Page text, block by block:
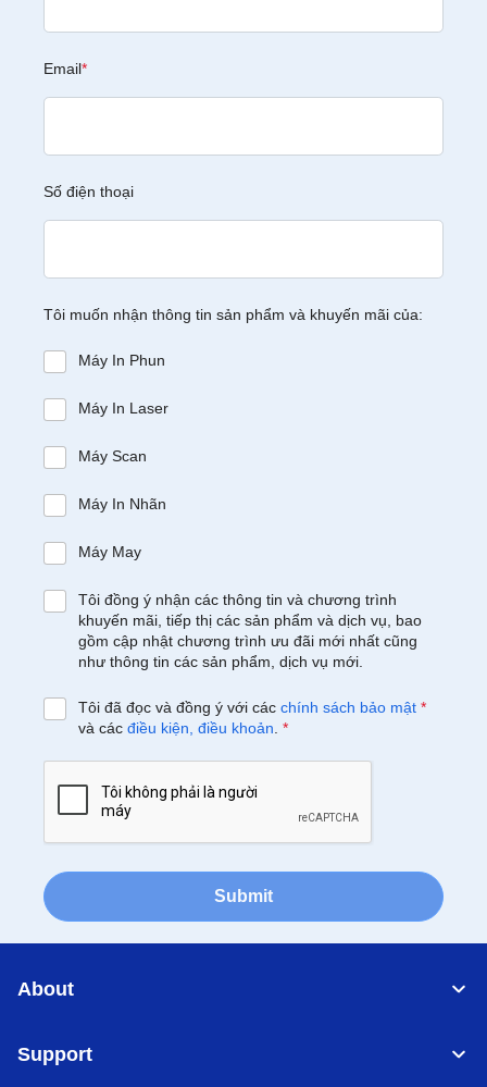
Email*
Số điện thoại
Tôi muốn nhận thông tin sản phẩm và khuyến mãi của:
Máy In Phun
Máy In Laser
Máy Scan
Máy In Nhãn
Máy May
Tôi đồng ý nhận các thông tin và chương trình
khuyến mãi, tiếp thị các sản phẩm và dịch vụ, bao
gồm cập nhật chương trình ưu đãi mới nhất cũng
như thông tin các sản phẩm, dịch vụ mới.
Tôi đã đọc và đồng ý với các chính sách bảo mật *
và các điều kiện, điều khoản *
Submit
About
Support